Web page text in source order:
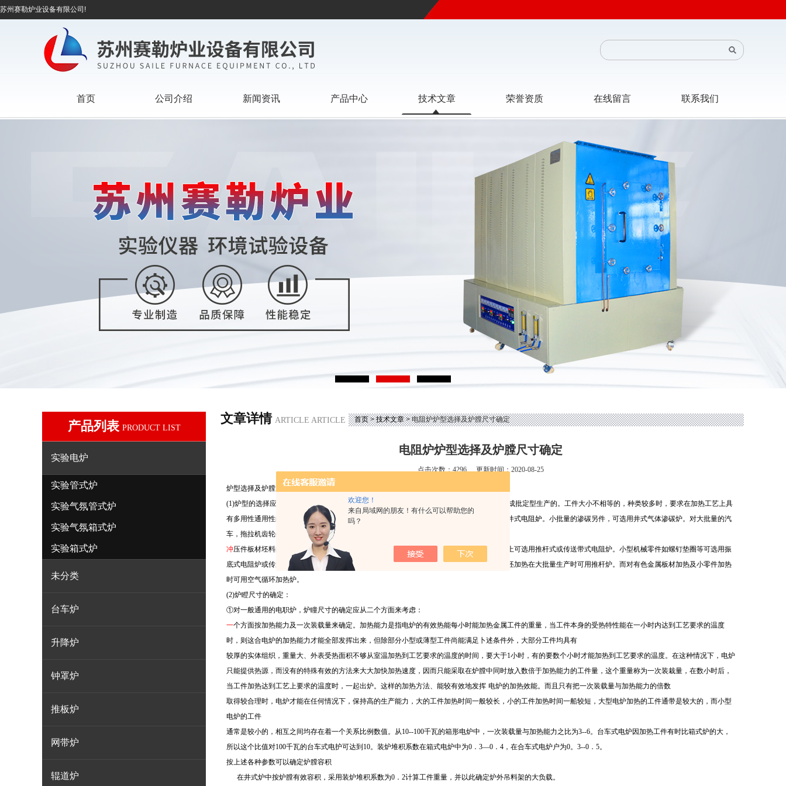
欢迎您！
来自局域网的朋友！有什么可以帮助您的
吗？
苏州赛勒炉业设备有限公司!
首页 公司介绍 新闻资讯 产品中心 技术文章 荣誉资质 在线留言 联系我们
产品列表 PRODUCT LIST
实验电炉
实验管式炉
实验气氛管式炉
实验气氛箱式炉
实验箱式炉
未分类
台车炉
升降炉
钟罩炉
推板炉
网带炉
辊道炉
文章详情 ARTICLE ARTICLE 首页>技术文章> 电阻炉炉型选择及炉膛尺寸确定
电阻炉炉型选择及炉膛尺寸确定
点击次数：4296 更新时间：2020-08-25
炉型选择及炉膛尺寸确定
(1)炉型的选择应依据不同的加热工艺要求及工件的类型来决定，对于所需加热的工件，不能成批定型生产的。工件大小不相等的，种类较多时，要求在加热工艺上具
有多用性通用性的，可选用箱形电阻炉。加热长轴类及长的丝杆；管于等工件时，可选用深井式电阻妒。小批量的渗碳另件，可选用井式气体渗碳炉。对大批量的汽
车，拖拉机齿轮生产，可选用可控气氛炉
冲压件板材坯料的加热大批生产时，优先选用滚动炉床式电阻炉。对成批的定型零件，生产上可选用推杆式或传送带式电阻炉。小型机械零件如螺钉垫圈等可选用振
底式电阻炉或传送带式电阻炉。钢球及滚柱热处理则选用带内螺纹的迥转管炉。有色金属锭坯加热在大批量生产时可用推杆炉。而对有色金属板材加热及小零件加热
时可用空气循环加热炉。
(2)炉瞪尺寸的确定：
①对一般通用的电职炉，炉瞳尺寸的确定应从二个方面来考虑：
一个方面按加热能力及一次装载量来确定。加热能力是指电炉的有效热能每小时能加热金属工件的重量，当工件本身的受热特性能在一小时内达到工艺要求的温度
时，则这合电炉的加热能力才能全部发挥出来，但除部分小型或薄型工件尚能满足卜述条件外，大部分工件均具有
较厚的实体组织，重量大、外表受热面积不够从室温加热到工艺要求的温度的时间，要大于1小时，有的要数个小时才能加热到工艺要求的温度。在这种情况下，电炉
只能提供热源，而没有的特殊有效的方法来大大加快加热速度，因而只能采取在炉膛中同时放入数倍于加热能力的工件量，这个重量称为一次装栽量，在数小时后，
当工件加热达到工艺上要求的温度时，一起出炉。这样的加热方法、能较有效地发挥 电炉的加热效能。而且只有把一次装载量与加热能力的倍数
取得较合理时，电炉才能在任何情况下，保持高的生产能力，大的工件加热时间一般较长，小的工件加热时间一船较短，大型电炉加热的工件通带是较大的，而小型
电炉的工件
通常是较小的，相互之间均存在着一个关系比例数值。从10--100千瓦的箱形电炉中，一次装载量与加热能力之比为3--6。台车式电炉因加热工件有时比箱式炉的大，
所以这个比值对100千瓦的台车式电护可达到 10。装炉堆积系数在箱式电炉中为0 ． 3—0 ． 4 ，在合车式电炉户为0。 3--0 ． 5。
按上述各种参数可以确定炉膛容积
在井式炉中按炉膛有效容积，采用装炉堆积系数为0 ． 2计算工件重量，并以此确定炉外吊料架的大负载。